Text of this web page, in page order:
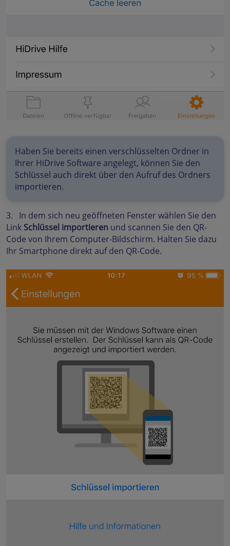
Haben Sie bereits einen verschlüsselten Ordner in
Ihrer HiDrive Software angelegt, können Sie den
Schlüssel auch direkt über den Aufruf des Ordners
importieren.
3. In dem sich neu geöffneten Fenster wählen Sie den
Link Schlüssel importieren und scannen Sie den QR-
Code von Ihrem Computer-Bildschirm. Halten Sie dazu
Ihr Smartphone direkt auf den QR-Code.